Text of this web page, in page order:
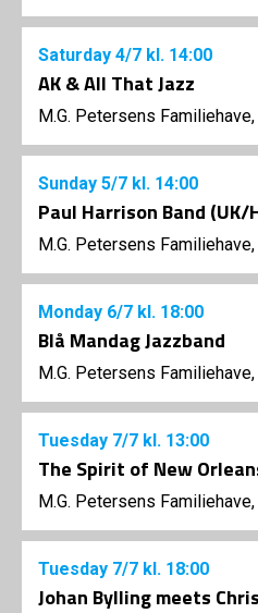
Saturday 4/7 kl. 14:00
AK & All That Jazz
M.G. Petersens
Sunday 5/7 kl. 14:00
Paul Harrison Band (UK/
M.G. Petersens
Monday 6/7 kl. 18:00
Blå Mandag Jazzband
M.G. Petersens
Tuesday 7/7 kl. 13:00
The Spirit of New
M.G. Petersens
Tuesday 7/7 kl. 18:00
Johan Bylling meets